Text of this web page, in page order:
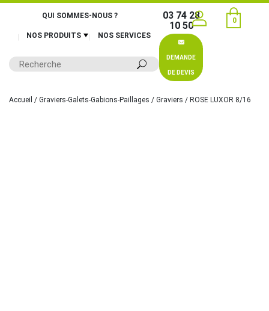
QUI SOMMES-NOUS ?
NOS PRODUITS NOS SERVICES
03 74 28
10 50
DEMANDE
DE DEVIS
0
Accueil / Graviers-Galets-Gabions-Paillages / Graviers / ROSE LUXOR 8/16